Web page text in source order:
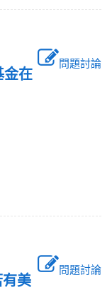
問題討論
金在
問題討論
美